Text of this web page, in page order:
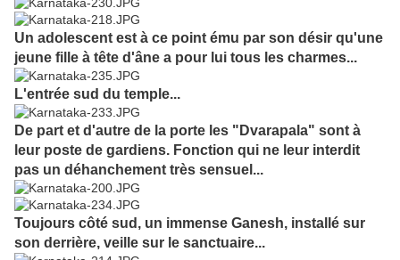
Un adolescent est à ce point ému par son désir qu'une
jeune fille à tête d'âne a pour lui tous les charmes...
L'entrée sud du temple...
De part et d'autre de la porte les "Dvarapala" sont à
leur poste de gardiens. Fonction qui ne leur interdit
pas un déhanchement très sensuel...
Toujours côté sud, un immense Ganesh, installé sur
son derrière, veille sur le sanctuaire...